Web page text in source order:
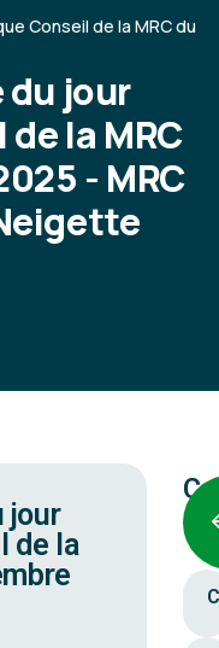
Conseil de la MRC du
du jour
la MRC
- MRC
jour
de la